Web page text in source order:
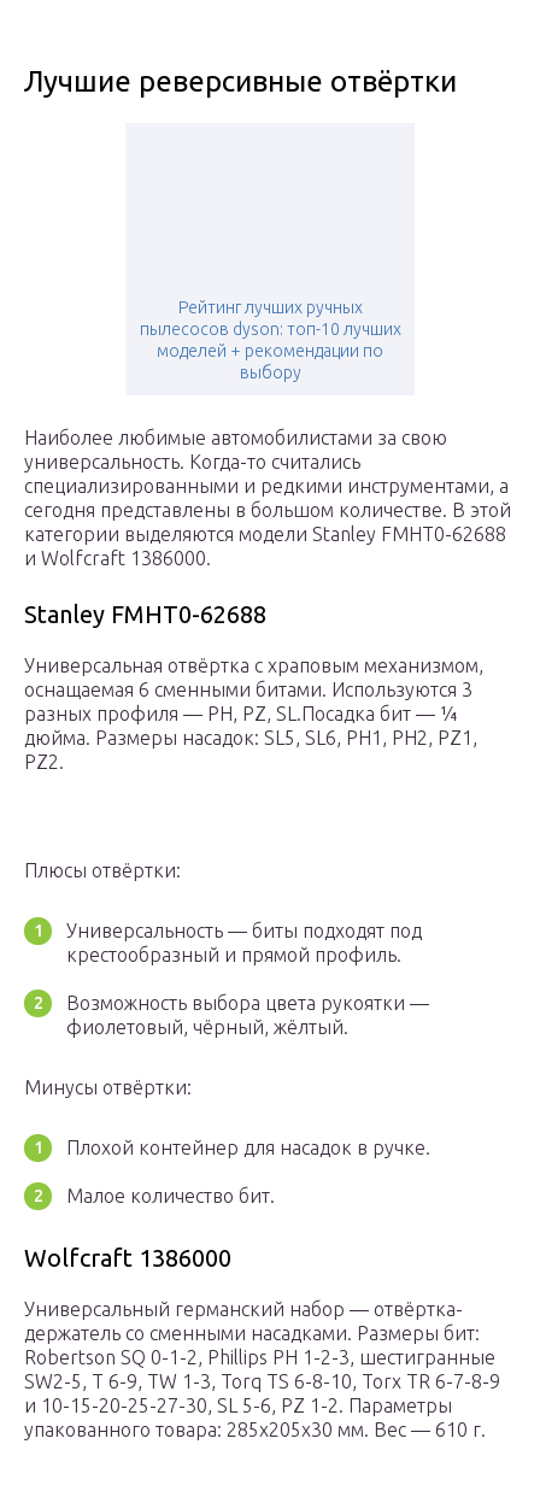
Лучшие реверсивные отвёртки
Рейтинг лучших ручных
пылесосов dyson: топ-10 лучших
моделей + рекомендации по
выбору
Наиболее любимые автомобилистами за свою
универсальность. Когда-то считались
специализированными и редкими инструментами, а
сегодня представлены в большом количестве. В этой
категории выделяются модели Stanley FMHT0-62688
и Wolfcraft 1386000.
Stanley FMHT0-62688
Универсальная отвёртка с храповым механизмом,
оснащаемая 6 сменными битами. Используются 3
разных профиля — PH, PZ, SL.Посадка бит — ¼
дюйма. Размеры насадок: SL5, SL6, PH1, PH2, PZ1,
PZ2.
Плюсы отвёртки:
Универсальность — биты подходят под
крестообразный и прямой профиль.
Возможность выбора цвета рукоятки —
фиолетовый, чёрный, жёлтый.
Минусы отвёртки:
Плохой контейнер для насадок в ручке.
Малое количество бит.
Wolfcraft 1386000
Универсальный германский набор — отвёртка-
держатель со сменными насадками. Размеры бит:
Robertson SQ 0-1-2, Phillips PH 1-2-3, шестигранные
SW2-5, T 6-9, TW 1-3, Torq TS 6-8-10, Torx TR 6-7-8-9
и 10-15-20-25-27-30, SL 5-6, PZ 1-2. Параметры
упакованного товара: 285х205х30 мм. Вес — 610 г.